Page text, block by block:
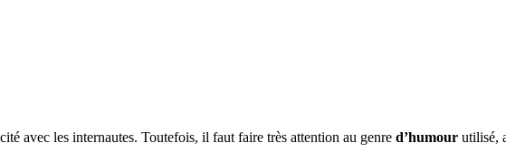
avec les internautes. Toutefois, il faut faire très attention au genre d’humour utilisé,